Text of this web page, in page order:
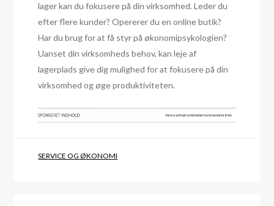
lager kan du fokusere på din virksomhed. Leder du
efter flere kunder? Opererer du en online butik?
Har du brug for at få styr på økonomipsykologien?
Uanset din virksomheds behov, kan leje af
lagerplads give dig mulighed for at fokusere på din
virksomhed og øge produktiviteten.
SERVICE OG ØKONOMI